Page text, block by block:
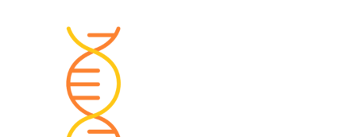
Problemas médicos y físicos relacionados con
síndrome de deleción 17q21.31
¿Dónde puedo encontrar apoyo y recursos?